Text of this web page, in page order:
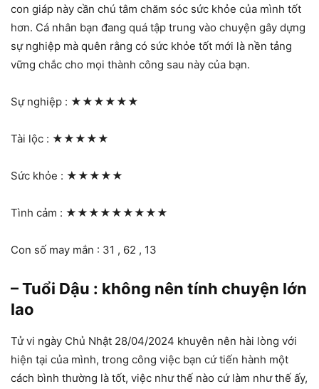
con giáp này cần chú tâm chăm sóc sức khỏe của mình tốt
hơn. Cá nhân bạn đang quá tập trung vào chuyện gây dựng
sự nghiệp mà quên rằng có sức khỏe tốt mới là nền tảng
vững chắc cho mọi thành công sau này của bạn.
Sự nghiệp : ★★★★★★
Tài lộc : ★★★★★
Sức khỏe : ★★★★★
Tình cảm : ★★★★★★★★★
Con số may mắn : 31 , 62 , 13
– Tuổi Dậu : không nên tính chuyện lớn
lao
Tử vi ngày Chủ Nhật 28/04/2024 khuyên nên hài lòng với
hiện tại của mình, trong công việc bạn cứ tiến hành một
cách bình thường là tốt, việc như thế nào cứ làm như thế ấy,